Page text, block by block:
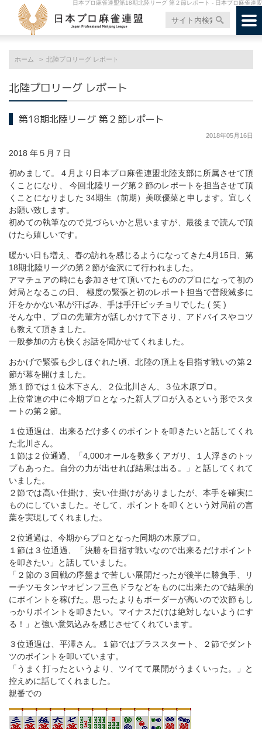
日本プロ麻雀連盟第18期北陸リーグ 第２節レポート - 日本プロ麻雀連盟
ホーム 北陸プロリーグ レポート
北陸プロリーグ レポート
第18期北陸リーグ 第２節レポート
2018年05月16日
2018 年５月７日
初めまして。４月より日本プロ麻雀連盟北陸支部に所属させて頂
くことになり、 今回北陸リーグ第２節のレポートを担当させて頂
くことになりました 34期生（前期）美咲優菜と申します。宜しく
お願い致します。
初めての執筆なので見づらいかと思いますが、最後まで読んで頂
けたら嬉しいです。
暖かい日も増え、春の訪れを感じるようになってきた4月15日、第
18期北陸リーグの第２節が金沢にて行われました。
アマチュアの時にも参加させて頂いてたもののプロになって初の
対局となるこの日、 極度の緊張と初のレポート担当で普段滅多に
汗をかかない私が汗ばみ、手は手汗ビッチョリでした ( 笑 )
そんな中、プロの先輩方が話しかけて下さり、アドバイスやコツ
も教えて頂きました。
一般参加の方も快くお話を聞かせてくれました。
おかげで緊張も少しほぐれた頃、北陸の頂上を目指す戦いの第２
節が幕を開けました。
第１節では１位木下さん、２位北川さん、３位木原プロ。
上位常連の中に今期プロとなった新人プロが入るという形でスタ
ートの第２節。
１位通過は、出来るだけ多くのポイントを叩きたいと話してくれ
た北川さん。
１節は２位通過、「4,000オールを数多くアガリ、１人浮きのトッ
プもあった。自分の力が出せれば結果は出る。」と話してくれて
いました。
２節では高い仕掛け、安い仕掛けがありましたが、本手を確実に
ものにしていました。そして、ポイントを叩くという対局前の言
葉を実現してくれました。
２位通過は、今期からプロとなった同期の木原プロ。
１節は３位通過、「決勝を目指す戦いなので出来るだけポイント
を叩きたい」と話していました。
「２節の３回戦の序盤まで苦しい展開だったが後半に勝負手、リ
ーチツモタンヤオピンフ三色ドラなどをものに出来たので結果的
にポイントを稼げた。思ったよりもボーダーが高いので次節もし
っかりポイントを叩きたい。マイナスだけは絶対しないようにす
る！」と強い意気込みを感じさせてくれています。
３位通過は、平澤さん。１節ではプラススタート、２節でダント
ツのポイントを叩いています。
「うまく打ったというより、ツイてて展開がうまくいった。」と
控えめに話してくれました。
親番での